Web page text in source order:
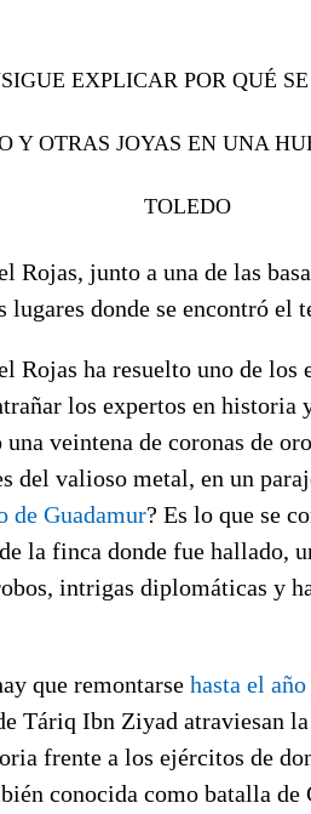
EXPLICAR POR QUÉ
Y OTRAS JOYAS EN UNA
TOLEDO
Rojas, junto a una de las
donde se encontró el
Rojas ha resuelto uno de los
los expertos en historia
veintena de coronas de
del valioso metal, en un
de Guadamur? Es lo que se
la finca donde fue hallado,
intrigas diplomáticas y
que remontarse hasta el año
Táriq Ibn Ziyad atraviesan
frente a los ejércitos de
conocida como batalla